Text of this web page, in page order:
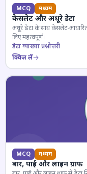
MCQ मध्यम
केसलेट और अधूरे डेटा
अधूरे डेटा के साथ केसलेट-
लिए महत्वपूर्ण।
डेटा व्याख्या प्रश्नोत्तरी
क्विज़ लें
MCQ मध्यम
बार, पाई और लाइन ग्राफ